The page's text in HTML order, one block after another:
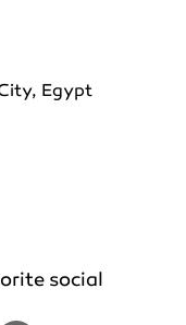
ماجستير عن
Egypt
social